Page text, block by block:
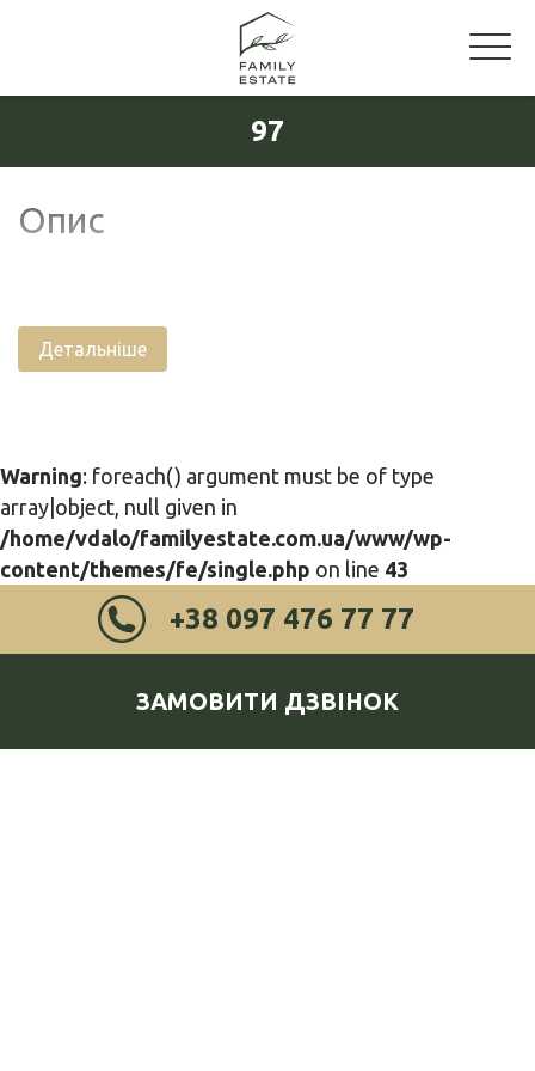
97
Опис
Детальніше
Warning: foreach() argument must be of type
array|object, null given in
/home/vdalo/familyestate.com.ua/www/wp-
content/themes/fe/single.php on line 43
+38 097 476 77 77
ЗАМОВИТИ ДЗВІНОК